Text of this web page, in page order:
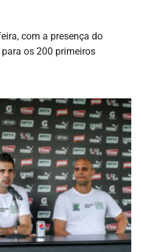
com a presença do
os 200 primeiros